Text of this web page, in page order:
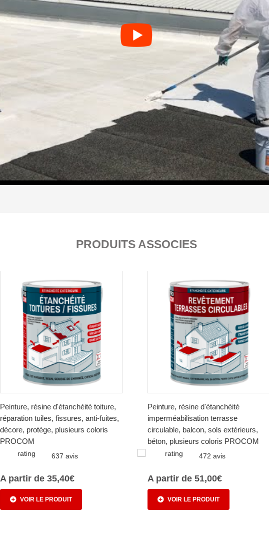
PRODUITS ASSOCIES
Peinture, résine d'étanchéité toiture,
réparation tuiles, fissures, anti-fuites,
décore, protège, plusieurs coloris
PROCOM
637 avis
A partir de 35,40€
VOIR LE PRODUIT
Peinture, résine d'étanchéité
imperméabilisation terrasse
circulable, balcon, sols extérieurs,
béton, plusieurs coloris PROCOM
472 avis
A partir de 51,00€
VOIR LE PRODUIT